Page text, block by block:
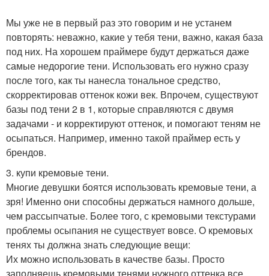
Мы уже не в первый раз это говорим и не устанем
повторять: неважно, какие у тебя тени, важно, какая база
под них. На хорошем праймере будут держаться даже
самые недорогие тени. Использовать его нужно сразу
после того, как ты нанесла тональное средство,
скорректировав оттенок кожи век. Впрочем, существуют
базы под тени 2 в 1, которые справляются с двумя
задачами - и корректируют оттенок, и помогают теням не
осыпаться. Например, именно такой праймер есть у
брендов.
3. купи кремовые тени.
Многие девушки боятся использовать кремовые тени, а
зря! Именно они способны держаться намного дольше,
чем рассыпчатые. Более того, с кремовыми текстурами
проблемы осыпания не существует вовсе. О кремовых
тенях ты должна знать следующие вещи:
Их можно использовать в качестве базы. Просто